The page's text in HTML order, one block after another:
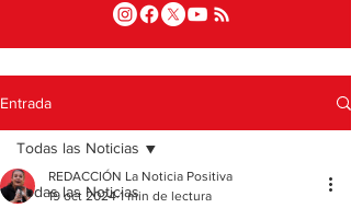
Entrada
Todas las Noticias
Todas las Noticias
REDACCIÓN La Noticia Positiva
19 oct 2024 1 min de lectura